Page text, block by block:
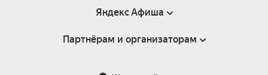
Яндекс Афиша
Справка
Партнёрам и организаторам